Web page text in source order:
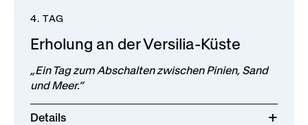
4. TAG
Erholung an der Versilia-Küste
„Ein Tag zum Abschalten zwischen Pinien, Sand
und Meer.“
Details